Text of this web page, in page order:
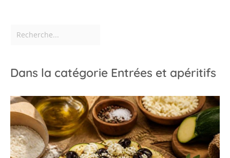
Dans la catégorie Entrées et apéritifs